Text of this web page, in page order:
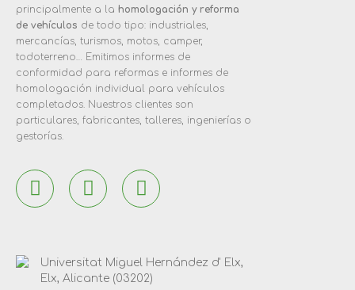
principalmente a la homologación y reforma
de vehículos de todo tipo: industriales,
mercancías, turismos, motos, camper,
todoterreno… Emitimos informes de
conformidad para reformas e informes de
homologación individual para vehículos
completados. Nuestros clientes son
particulares, fabricantes, talleres, ingenierías o
gestorías.
Universitat Miguel Hernández d' Elx,
Elx, Alicante (03202)